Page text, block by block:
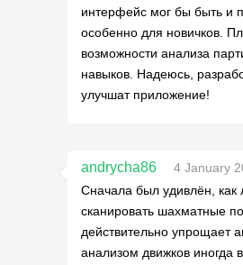
интерфейс мог бы быть и
особенно для новичков.
возможности анализа
навыков. Надеюсь,
улучшат приложение!
andrycha86
4 January
Сначала был удивлён, как
сканировать шахматные
действительно упрощает
анализом движков иногда